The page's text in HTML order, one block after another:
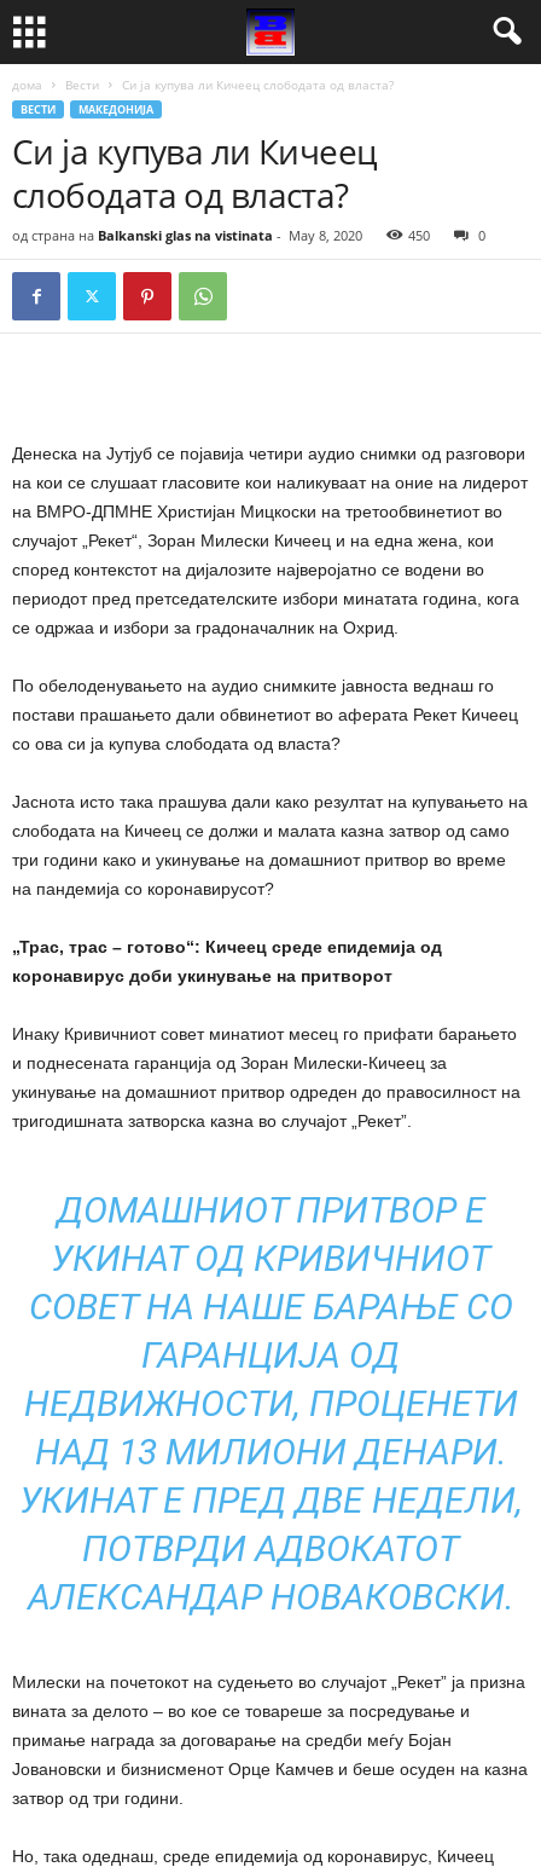
дома Вести Си ја купува ли Кичеец слободата од власта?
ВЕСТИ МАКЕДОНИЈА
Си ја купува ли Кичеец
слободата од власта?
од страна на Balkanski glas na vistinata - May 8, 2020 450 0
Денеска на Јутјуб се појавија четири аудио снимки од разговори
на кои се слушаат гласовите кои наликуваат на оние на лидерот
на ВМРО-ДПМНЕ Христијан Мицкоски на третообвинетиот во
случајот „Рекет“, Зоран Милески Кичеец и на една жена, кои
според контекстот на дијалозите најверојатно се водени во
периодот пред претседателските избори минатата година, кога
се одржаа и избори за градоначалник на Охрид.
По обелоденувањето на аудио снимките јавноста веднаш го
постави прашањето дали обвинетиот во аферата Рекет Кичеец
со ова си ја купува слободата од власта?
Јаснота исто така прашува дали како резултат на купувањето на
слободата на Кичеец се должи и малата казна затвор од само
три години како и укинување на домашниот притвор во време
на пандемија со коронавирусот?
„Трас, трас – готово“: Кичеец среде епидемија од
коронавирус доби укинување на притворот
Инаку Кривичниот совет минатиот месец го прифати барањето
и поднесената гаранција од Зоран Милески-Кичеец за
укинување на домашниот притвор одреден до правосилност на
тригодишната затворска казна во случајот „Рекет”.
ДОМАШНИОТ ПРИТВОР Е
УКИНАТ ОД КРИВИЧНИОТ
СОВЕТ НА НАШЕ БАРАЊЕ СО
ГАРАНЦИЈА ОД
НЕДВИЖНОСТИ, ПРОЦЕНЕТИ
НАД 13 МИЛИОНИ ДЕНАРИ.
УКИНАТ Е ПРЕД ДВЕ НЕДЕЛИ,
ПОТВРДИ АДВОКАТОТ
АЛЕКСАНДАР НОВАКОВСКИ.
Милески на почетокот на судењето во случајот „Рекет” ја призна
вината за делото – во кое се товареше за посредување и
примање награда за договарање на средби меѓу Бојан
Јовановски и бизнисменот Орце Камчев и беше осуден на казна
затвор од три години.
Но, така одеднаш, среде епидемија од коронавирус, Кичеец